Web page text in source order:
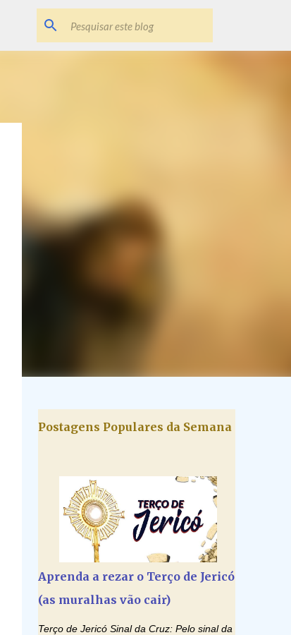
Postagens Populares da Semana
Aprenda a rezar o Terço de Jericó
(as muralhas vão cair)
Terço de Jericó Sinal da Cruz: Pelo sinal da